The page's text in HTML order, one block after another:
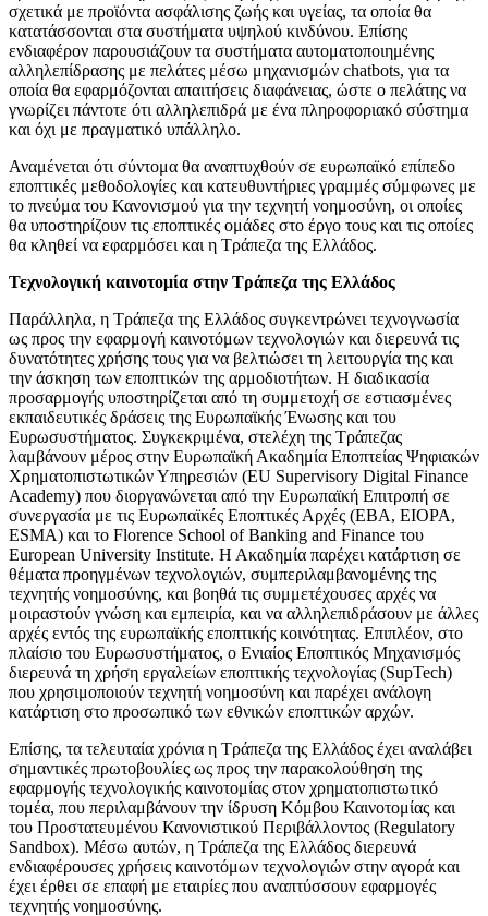
σχετικά με προϊόντα ασφάλισης ζωής και υγείας, τα οποία θα
κατατάσσονται στα συστήματα υψηλού κινδύνου. Επίσης
ενδιαφέρον παρουσιάζουν τα συστήματα αυτοματοποιημένης
αλληλεπίδρασης με πελάτες μέσω μηχανισμών chatbots, για τα
οποία θα εφαρμόζονται απαιτήσεις διαφάνειας, ώστε ο πελάτης να
γνωρίζει πάντοτε ότι αλληλεπιδρά με ένα πληροφοριακό σύστημα
και όχι με πραγματικό υπάλληλο.
Αναμένεται ότι σύντομα θα αναπτυχθούν σε ευρωπαϊκό επίπεδο
εποπτικές μεθοδολογίες και κατευθυντήριες γραμμές σύμφωνες με
το πνεύμα του Κανονισμού για την τεχνητή νοημοσύνη, οι οποίες
θα υποστηρίζουν τις εποπτικές ομάδες στο έργο τους και τις οποίες
θα κληθεί να εφαρμόσει και η Τράπεζα της Ελλάδος.
Τεχνολογική καινοτομία στην Τράπεζα της Ελλάδος
Παράλληλα, η Τράπεζα της Ελλάδος συγκεντρώνει τεχνογνωσία
ως προς την εφαρμογή καινοτόμων τεχνολογιών και διερευνά τις
δυνατότητες χρήσης τους για να βελτιώσει τη λειτουργία της και
την άσκηση των εποπτικών της αρμοδιοτήτων. Η διαδικασία
προσαρμογής υποστηρίζεται από τη συμμετοχή σε εστιασμένες
εκπαιδευτικές δράσεις της Ευρωπαϊκής Ένωσης και του
Ευρωσυστήματος. Συγκεκριμένα, στελέχη της Τράπεζας
λαμβάνουν μέρος στην Ευρωπαϊκή Ακαδημία Εποπτείας Ψηφιακών
Χρηματοπιστωτικών Υπηρεσιών (EU Supervisory Digital Finance
Academy) που διοργανώνεται από την Ευρωπαϊκή Επιτροπή σε
συνεργασία με τις Ευρωπαϊκές Εποπτικές Αρχές (ΕΒΑ, EIOPA,
ESMA) και το Florence School of Banking and Finance του
European University Institute. Η Ακαδημία παρέχει κατάρτιση σε
θέματα προηγμένων τεχνολογιών, συμπεριλαμβανομένης της
τεχνητής νοημοσύνης, και βοηθά τις συμμετέχουσες αρχές να
μοιραστούν γνώση και εμπειρία, και να αλληλεπιδράσουν με άλλες
αρχές εντός της ευρωπαϊκής εποπτικής κοινότητας. Επιπλέον, στο
πλαίσιο του Ευρωσυστήματος, ο Ενιαίος Εποπτικός Μηχανισμός
διερευνά τη χρήση εργαλείων εποπτικής τεχνολογίας (SupTech)
που χρησιμοποιούν τεχνητή νοημοσύνη και παρέχει ανάλογη
κατάρτιση στο προσωπικό των εθνικών εποπτικών αρχών.
Επίσης, τα τελευταία χρόνια η Τράπεζα της Ελλάδος έχει αναλάβει
σημαντικές πρωτοβουλίες ως προς την παρακολούθηση της
εφαρμογής τεχνολογικής καινοτομίας στον χρηματοπιστωτικό
τομέα, που περιλαμβάνουν την ίδρυση Κόμβου Καινοτομίας και
του Προστατευμένου Κανονιστικού Περιβάλλοντος (Regulatory
Sandbox). Μέσω αυτών, η Τράπεζα της Ελλάδος διερευνά
ενδιαφέρουσες χρήσεις καινοτόμων τεχνολογιών στην αγορά και
έχει έρθει σε επαφή με εταιρίες που αναπτύσσουν εφαρμογές
τεχνητής νοημοσύνης.